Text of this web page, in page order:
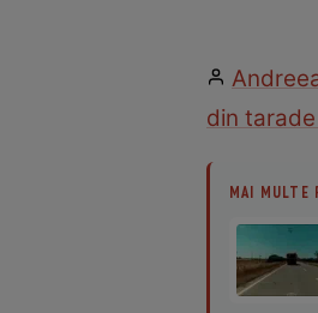
din tara
MAI MULTE